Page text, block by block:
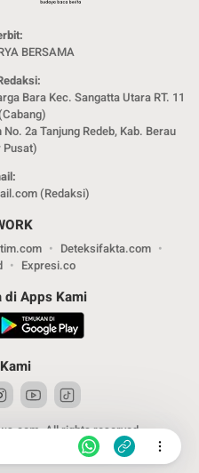
BERSAMA
Bara Kec. Sangatta Utara RT. 11
2a Tanjung Redeb, Kab. Berau
Pusat)
(Redaksi)
Deteksifakta.com
Expresi.co
Apps Kami
All rights reserved